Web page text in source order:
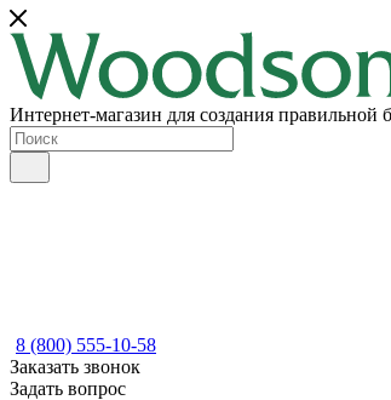
Интернет-магазин для создания правильной
8 (800) 555-10-58
Заказать звонок
Задать вопрос